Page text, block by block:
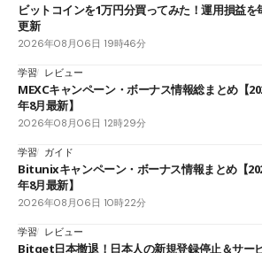
ビットコインを1万円分買ってみた！運用損益を
更新
2026年08月06日 19時46分
学習 レビュー
MEXCキャンペーン・ボーナス情報総まとめ【
年8月最新】
2026年08月06日 12時29分
学習 ガイド
Bitunixキャンペーン・ボーナス情報まとめ【
年8月最新】
2026年08月06日 10時22分
学習 レビュー
Bitget日本撤退！日本人の新規登録停止＆サー